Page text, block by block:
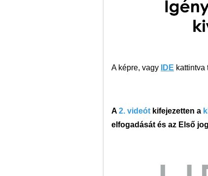
A képre, vagy IDE kattintva
A 2. videót kifejezetten a
elfogadását és az Első